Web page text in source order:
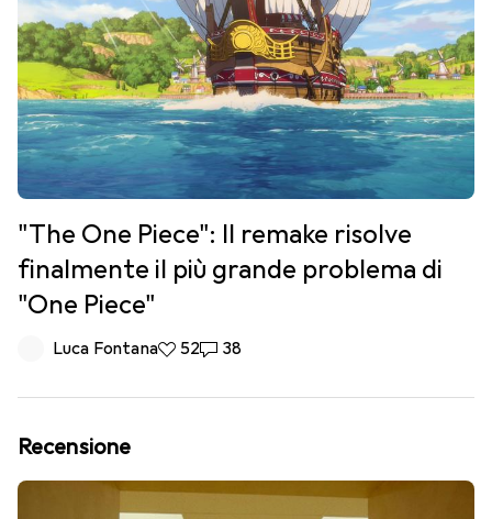
"The One Piece": Il remake risolve
finalmente il più grande problema di
"One Piece"
Luca Fontana52 like
5238 commenti
38
Recensione